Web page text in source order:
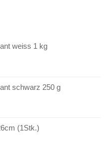
weiss 1 kg
schwarz 250 g
(1Stk.)